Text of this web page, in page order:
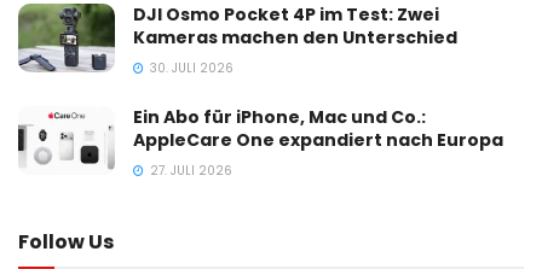
DJI Osmo Pocket 4P im Test: Zwei
Kameras machen den Unterschied
30. JULI 2026
Ein Abo für iPhone, Mac und Co.:
AppleCare One expandiert nach Europa
27. JULI 2026
Follow Us